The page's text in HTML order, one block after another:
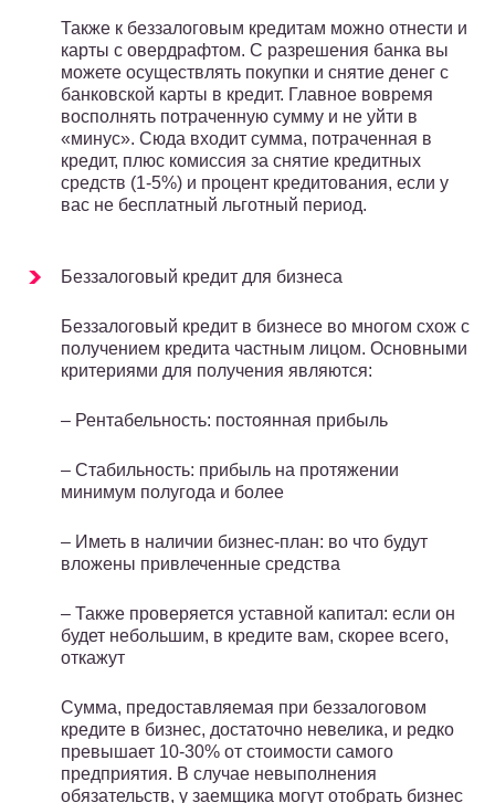
Также к беззалоговым кредитам можно отнести и
карты с овердрафтом. С разрешения банка вы
можете осуществлять покупки и снятие денег с
банковской карты в кредит. Главное вовремя
восполнять потраченную сумму и не уйти в
«минус». Сюда входит сумма, потраченная в
кредит, плюс комиссия за снятие кредитных
средств (1-5%) и процент кредитования, если у
вас не бесплатный льготный период.
Беззалоговый кредит для бизнеса
Беззалоговый кредит в бизнесе во многом схож с
получением кредита частным лицом. Основными
критериями для получения являются:
– Рентабельность: постоянная прибыль
– Стабильность: прибыль на протяжении
минимум полугода и более
– Иметь в наличии бизнес-план: во что будут
вложены привлеченные средства
– Также проверяется уставной капитал: если он
будет небольшим, в кредите вам, скорее всего,
откажут
Сумма, предоставляемая при беззалоговом
кредите в бизнес, достаточно невелика, и редко
превышает 10-30% от стоимости самого
предприятия. В случае невыполнения
обязательств, у заемщика могут отобрать бизнес